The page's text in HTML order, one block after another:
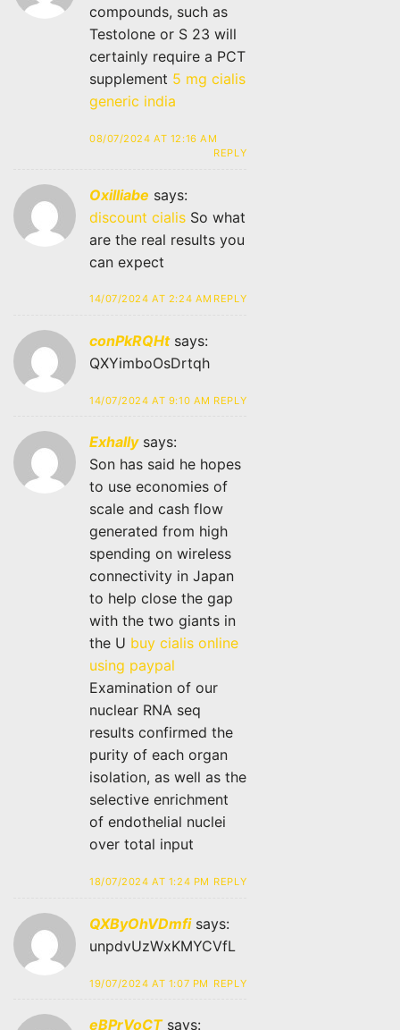
compounds, such as
Testolone or S 23 will
certainly require a PCT
supplement 5 mg cialis
generic india
08/07/2024 AT 12:16 AM
REPLY
Oxilliabe says:
discount cialis So what
are the real results you
can expect
14/07/2024 AT 2:24 AM REPLY
conPkRQHt says:
QXYimboOsDrtqh
14/07/2024 AT 9:10 AM REPLY
Exhally says:
Son has said he hopes
to use economies of
scale and cash flow
generated from high
spending on wireless
connectivity in Japan
to help close the gap
with the two giants in
the U buy cialis online
using paypal
Examination of our
nuclear RNA seq
results confirmed the
purity of each organ
isolation, as well as the
selective enrichment
of endothelial nuclei
over total input
18/07/2024 AT 1:24 PM REPLY
QXByOhVDmfi says:
unpdvUzWxKMYCVfL
19/07/2024 AT 1:07 PM REPLY
eBPrVoCT says: